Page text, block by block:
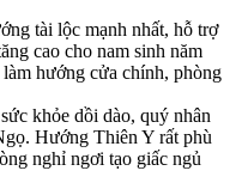
tài lộc mạnh nhất, hỗ trợ
cao cho nam sinh năm
hướng cửa chính, phòng
khỏe dồi dào, quý nhân
Hướng Thiên Y rất phù
nghỉ ngơi tạo giấc ngủ